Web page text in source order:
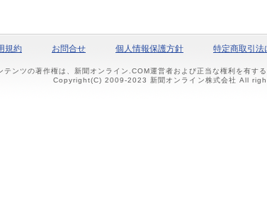
規約 お問合せ 個人情報保護方針 特定商取引法
ンツの著作権は、新聞オンライン.COM運営者および正当な権利を有す
Copyright(C) 2009-2023 新聞オンライン株式会社 All